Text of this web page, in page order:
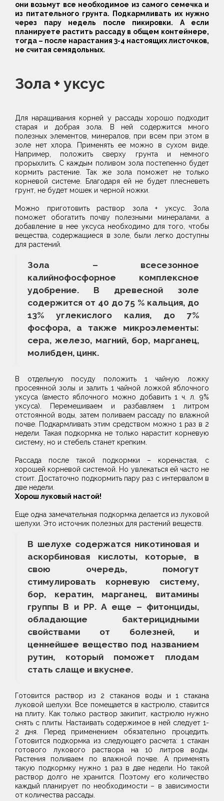
они возьмут все необходимое из самого семечка и
из питательного грунта. Подкармливать их нужно
через пару недель после пикировки. А если
планируете растить рассаду в общем контейнере,
тогда – после нарастания 3-4 настоящих листочков,
не считая семядольных.
Зола + уксус
Для наращивания корней у рассады хорошо подходит
старая и добрая зола. В ней содержится много
полезных элементов, минералов, при всем при этом в
золе нет хлора. Применять ее можно в сухом виде.
Например, положить сверху грунта и немного
прорыхлить. С каждым поливом зола постепенно будет
кормить растение. Так же зола поможет не только
корневой системе. Благодаря ей не будет плесневеть
грунт, не будет мошек и черной ножки.
Можно приготовить раствор зола + уксус. Зола
поможет обогатить почву полезными минералами, а
добавление в нее уксуса необходимо для того, чтобы
вещества, содержащиеся в золе, были легко доступны
для растений.
Зола – всесезонное
калийнофосфорное комплексное
удобрение. В древесной золе
содержится от 40 до 75 % кальция, до
13% углекислого калия, до 7%
фосфора, а также микроэлементы:
сера, железо, магний, бор, марганец,
молибден, цинк.
В отдельную посуду положить 1 чайную ложку
просеянной золы и залить 1 чайной ложкой яблочного
уксуса (вместо яблочного можно добавить 1 ч. л. 9%
уксуса). Перемешиваем и разбавляем 1 литром
отстоянной воды, затем поливаем рассаду по влажной
почве. Подкармливать этим средством можно 1 раз в 2
недели. Такая подкормка не только нарастит корневую
систему, но и стебель станет крепким.
Рассада после такой подкормки – коренастая, с
хорошей корневой системой. Но увлекаться ей часто не
стоит. Достаточно подкормить пару раз с интервалом в
две недели.
Хорош луковый настой!
Еще одна замечательная подкормка делается из луковой
шелухи. Это источник полезных для растений веществ.
В шелухе содержатся никотиновая и
аскорбиновая кислоты, которые, в
свою очередь, помогут
стимулировать корневую систему,
бор, кератин, марганец, витамины
группы В и РР. А еще – фитонциды,
обладающие бактерицидными
свойствами от болезней, и
ценнейшее вещество под названием
рутин, который поможет плодам
стать слаще и вкуснее.
Готовится раствор из 2 стаканов воды и 1 стакана
луковой шелухи. Все помещается в кастрюлю, ставится
на плиту. Как только раствор закипит, кастрюлю нужно
снять с плиты. Настаивать содержимое в ней следует 1-
2 дня. Перед применением обязательно процедить.
Готовится подкормка из следующего расчета: 1 стакан
готового лукового раствора на 10 литров воды.
Растения поливаем по влажной почве. А применять
такую подкормку нужно 1 раз в две недели. Но такой
раствор долго не хранится. Поэтому его количество
каждый планирует по необходимости – в зависимости
от количества рассады.